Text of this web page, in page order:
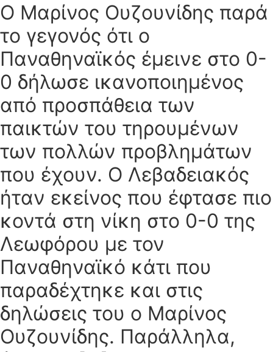
Ο Μαρίνος Ουζουνίδης παρά
το γεγονός ότι ο
Παναθηναϊκός έμεινε στο 0-
0 δήλωσε ικανοποιημένος
από προσπάθεια των
παικτών του τηρουμένων
των πολλών προβλημάτων
που έχουν. Ο Λεβαδειακός
ήταν εκείνος που έφτασε πιο
κοντά στη νίκη στο 0-0 της
Λεωφόρου με τον
Παναθηναϊκό κάτι που
παραδέχτηκε και στις
δηλώσεις του ο Μαρίνος
Ουζουνίδης. Παράλληλα,